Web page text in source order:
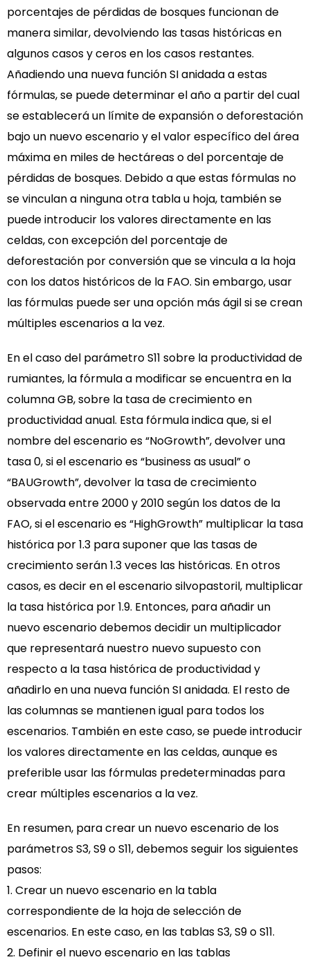
porcentajes de pérdidas de bosques funcionan de
manera similar, devolviendo las tasas históricas en
algunos casos y ceros en los casos restantes.
Añadiendo una nueva función SI anidada a estas
fórmulas, se puede determinar el año a partir del cual
se establecerá un límite de expansión o deforestación
bajo un nuevo escenario y el valor específico del área
máxima en miles de hectáreas o del porcentaje de
pérdidas de bosques. Debido a que estas fórmulas no
se vinculan a ninguna otra tabla u hoja, también se
puede introducir los valores directamente en las
celdas, con excepción del porcentaje de
deforestación por conversión que se vincula a la hoja
con los datos históricos de la FAO. Sin embargo, usar
las fórmulas puede ser una opción más ágil si se crean
múltiples escenarios a la vez.
En el caso del parámetro S11 sobre la productividad de
rumiantes, la fórmula a modificar se encuentra en la
columna GB, sobre la tasa de crecimiento en
productividad anual. Esta fórmula indica que, si el
nombre del escenario es “NoGrowth”, devolver una
tasa 0, si el escenario es “business as usual” o
“BAUGrowth”, devolver la tasa de crecimiento
observada entre 2000 y 2010 según los datos de la
FAO, si el escenario es “HighGrowth” multiplicar la tasa
histórica por 1.3 para suponer que las tasas de
crecimiento serán 1.3 veces las históricas. En otros
casos, es decir en el escenario silvopastoril, multiplicar
la tasa histórica por 1.9. Entonces, para añadir un
nuevo escenario debemos decidir un multiplicador
que representará nuestro nuevo supuesto con
respecto a la tasa histórica de productividad y
añadirlo en una nueva función SI anidada. El resto de
las columnas se mantienen igual para todos los
escenarios. También en este caso, se puede introducir
los valores directamente en las celdas, aunque es
preferible usar las fórmulas predeterminadas para
crear múltiples escenarios a la vez.
En resumen, para crear un nuevo escenario de los
parámetros S3, S9 o S11, debemos seguir los siguientes
pasos:
1. Crear un nuevo escenario en la tabla
correspondiente de la hoja de selección de
escenarios. En este caso, en las tablas S3, S9 o S11.
2. Definir el nuevo escenario en las tablas